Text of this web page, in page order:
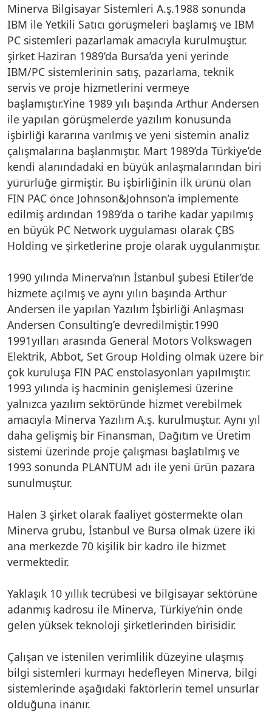
Minerva Bilgisayar Sistemleri A.ş.1988 sonunda
IBM ile Yetkili Satıcı görüşmeleri başlamış ve IBM
PC sistemleri pazarlamak amacıyla kurulmuştur.
şirket Haziran 1989’da Bursa’da yeni yerinde
IBM/PC sistemlerinin satış, pazarlama, teknik
servis ve proje hizmetlerini vermeye
başlamıştır.Yine 1989 yılı başında Arthur Andersen
ile yapılan görüşmelerde yazılım konusunda
işbirliği kararına varılmış ve yeni sistemin analiz
çalışmalarına başlanmıştır. Mart 1989’da Türkiye’de
kendi alanındadaki en büyük anlaşmalarından biri
yürürlüğe girmiştir. Bu işbirliğinin ilk ürünü olan
FIN PAC önce Johnson&Johnson’a implemente
edilmiş ardından 1989’da o tarihe kadar yapılmış
en büyük PC Network uygulaması olarak ÇBS
Holding ve şirketlerine proje olarak uygulanmıştır.
1990 yılında Minerva’nın İstanbul şubesi Etiler’de
hizmete açılmış ve aynı yılın başında Arthur
Andersen ile yapılan Yazılım İşbirliği Anlaşması
Andersen Consulting’e devredilmiştir.1990
1991yılları arasında General Motors Volkswagen
Elektrik, Abbot, Set Group Holding olmak üzere bir
çok kuruluşa FIN PAC enstolasyonları yapılmıştır.
1993 yılında iş hacminin genişlemesi üzerine
yalnızca yazılım sektöründe hizmet verebilmek
amacıyla Minerva Yazılım A.ş. kurulmuştur. Aynı yıl
daha gelişmiş bir Finansman, Dağıtım ve Üretim
sistemi üzerinde proje çalışması başlatılmış ve
1993 sonunda PLANTUM adı ile yeni ürün pazara
sunulmuştur.
Halen 3 şirket olarak faaliyet göstermekte olan
Minerva grubu, İstanbul ve Bursa olmak üzere iki
ana merkezde 70 kişilik bir kadro ile hizmet
vermektedir.
Yaklaşık 10 yıllık tecrübesi ve bilgisayar sektörüne
adanmış kadrosu ile Minerva, Türkiye’nin önde
gelen yüksek teknoloji şirketlerinden birisidir.
Çalışan ve istenilen verimlilik düzeyine ulaşmış
bilgi sistemleri kurmayı hedefleyen Minerva, bilgi
sistemlerinde aşağıdaki faktörlerin temel unsurlar
olduğuna inanır.